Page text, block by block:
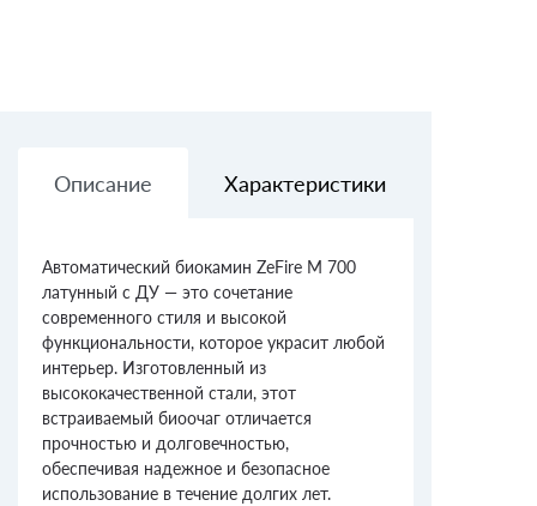
Описание Характеристики
Автоматический биокамин ZeFire М 700
латунный с ДУ — это сочетание
современного стиля и высокой
функциональности, которое украсит любой
интерьер. Изготовленный из
высококачественной стали, этот
встраиваемый биоочаг отличается
прочностью и долговечностью,
обеспечивая надежное и безопасное
использование в течение долгих лет.